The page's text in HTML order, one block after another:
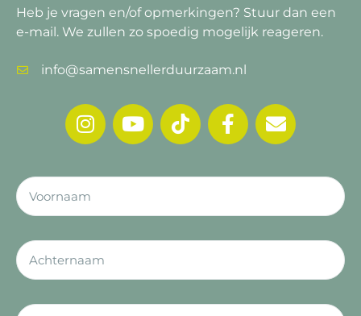
Heb je vragen en/of opmerkingen? Stuur dan een
e-mail. We zullen zo spoedig mogelijk reageren.
info@samensnellerduurzaam.nl